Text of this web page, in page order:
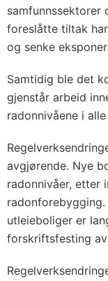
samfunnssektorer
foreslåtte tiltak
og senke
Samtidig ble det
gjenstår arbeid
radonnivåene i
avgjørende. Nye
radonnivåer, etter
radonforebygging.
utleieboliger er
forskriftsfesting